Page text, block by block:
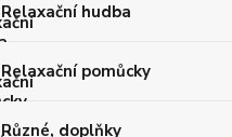
Relaxační hudba
Relaxační pomůcky
Různé, doplňky